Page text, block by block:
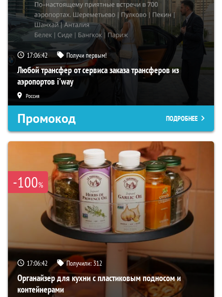
17:06:40 Получи первым!
Любой трансфер от сервиса заказа трансферов из
аэропортов i'way
Россия
Промокод ПОДРОБНЕЕ
-100%
17:06:40 Получили: 312
Органайзер для кухни с пластиковым подносом и
контейнерами